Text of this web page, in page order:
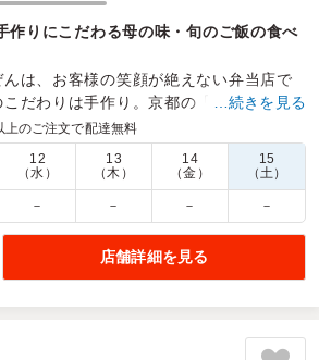
作りにこだわる母の味・旬のご飯の食べ
は、お客様の笑顔が絶えない弁当店で
だわりは手作り。京都の「おばんざ
副菜の数々を真心こめてお届けしま
1日前13:00 価格帯：
900円～2,000円
昼食にはぴったりで満足でした。
ります。
…続きを見る
上のご注文で配達無料
12
（水）
13
（木）
14
（金）
15
（土）
－ － － －
店舗詳細を見る